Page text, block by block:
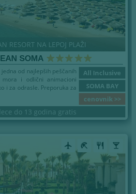
RESORT NA LEPOJ PLAŽI
SOMA
All Inclusive
SOMA BAY
cenovnik >>
od najlepših peščanih
i odlični animacioni
i za odrasle. Preporuka za
do 13 godina gratis
airplanemode_active beach_access restaurant local_bar